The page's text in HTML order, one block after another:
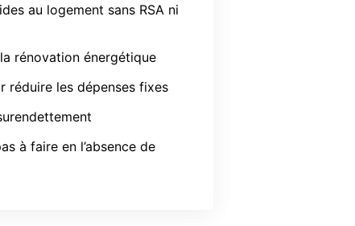
au logement sans RSA ni
rénovation énergétique
réduire les dépenses fixes
à faire en l’absence de